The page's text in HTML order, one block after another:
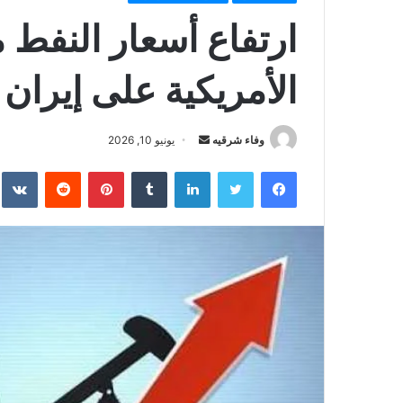
ارتفاع أسعار
الأمريكية على إيران
وفاء شرقيه
أرسل
إلكترونيا
يونيو 10, 2026
فيسبوك تويتر لينكدإن بينتيريست